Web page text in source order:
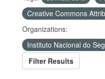
Creative Commons
Organizations:
Instituto Nacional do
Filter Results